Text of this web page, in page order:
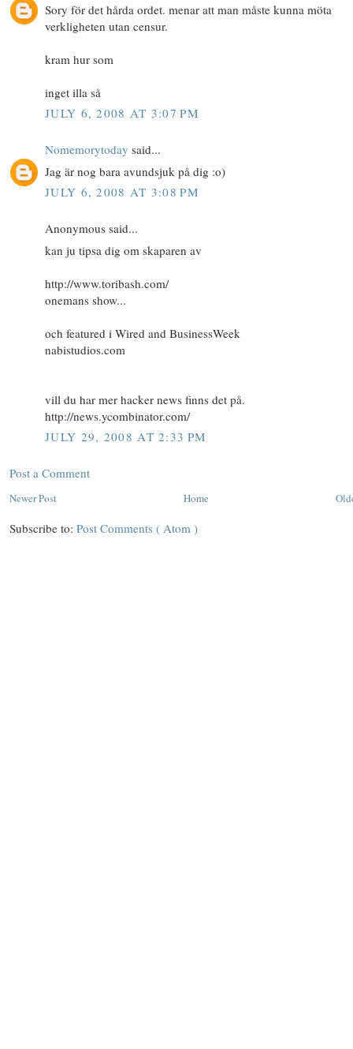
Sory för det hårda ordet. menar att man måste kunna möta
verkligheten utan censur.
kram hur som
inget illa så
JULY 6, 2008 AT 3:07 PM
Nomemorytoday said...
Jag är nog bara avundsjuk på dig :o)
JULY 6, 2008 AT 3:08 PM
Anonymous said...
kan ju tipsa dig om skaparen av
http://www.toribash.com/
onemans show...
och featured i Wired and BusinessWeek
nabistudios.com
vill du har mer hacker news finns det på.
http://news.ycombinator.com/
JULY 29, 2008 AT 2:33 PM
Post a Comment
Newer Post Home
Subscribe to: Post Comments ( Atom )